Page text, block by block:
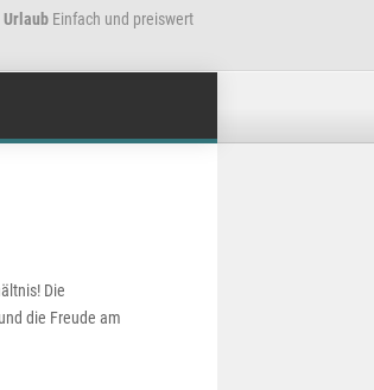
Urlaub Einfach und preiswert
Die
die Freude am